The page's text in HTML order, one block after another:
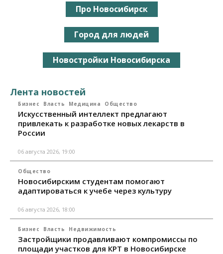
Про Новосибирск
Город для людей
Новостройки Новосибирска
Лента новостей
Бизнес Власть Медицина Общество
Искусственный интеллект предлагают
привлекать к разработке новых лекарств в
России
06 августа 2026, 19:00
Общество
Новосибирским студентам помогают
адаптироваться к учебе через культуру
06 августа 2026, 18:00
Бизнес Власть Недвижимость
Застройщики продавливают компромиссы по
площади участков для КРТ в Новосибирске